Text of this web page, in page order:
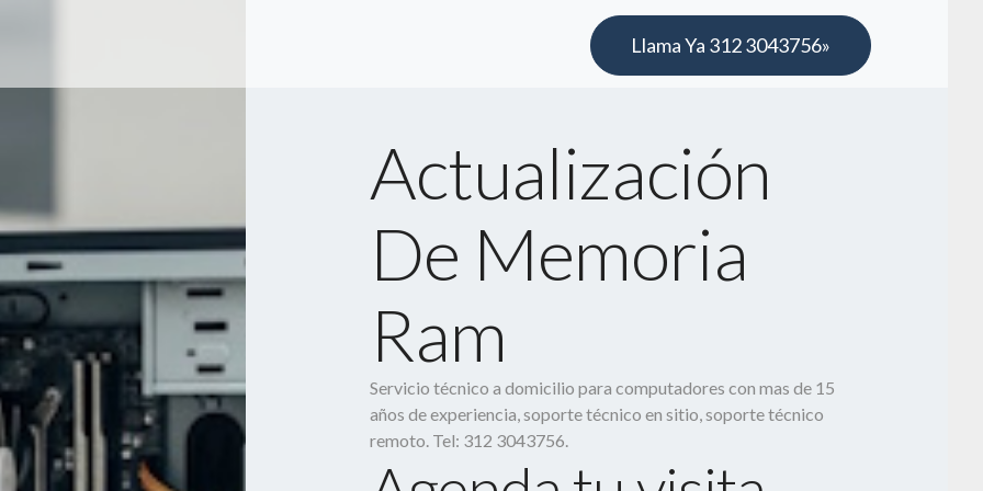
Llama Ya 312 3043756»
Actualización
De Memoria
Ram
Servicio técnico a domicilio para computadores con mas de 15
años de experiencia, soporte técnico en sitio, soporte técnico
remoto. Tel: 312 3043756.